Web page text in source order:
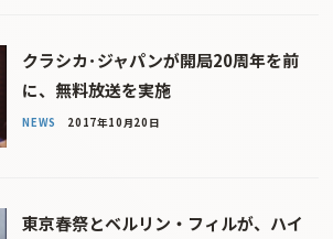
クラシカ･ジャパンが開局20周年を前
に、無料放送を実施
NEWS 2017年10月20日
東京春祭とベルリン・フィルが、ハイ